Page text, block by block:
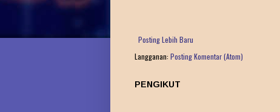
Posting Lebih Baru
Langganan: Posting Komentar (Atom)
PENGIKUT